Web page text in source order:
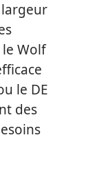
largeur
Wolf
le DE
des